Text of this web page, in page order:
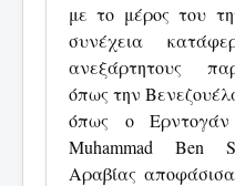
με το μέρος του
συνέχεια
ανεξάρτητους
όπως την
όπως ο
Muhammad Ben
Αραβίας